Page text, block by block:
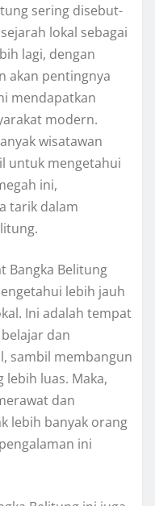
sering disebut-
lokal sebagai
lagi, dengan
akan pentingnya
mendapatkan
modern.
wisatawan
untuk mengetahui
ini,
tarik dalam
Bangka Belitung
lebih jauh
Ini adalah tempat
dan
sambil membangun
lebih luas. Maka,
dan
lebih banyak orang
ini